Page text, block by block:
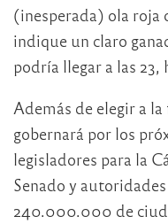
(inesperada) ola roja
indique un claro
podría llegar a las 23,
Además de elegir a
gobernará por los
legisladores para la
Senado y
240.000.000 de